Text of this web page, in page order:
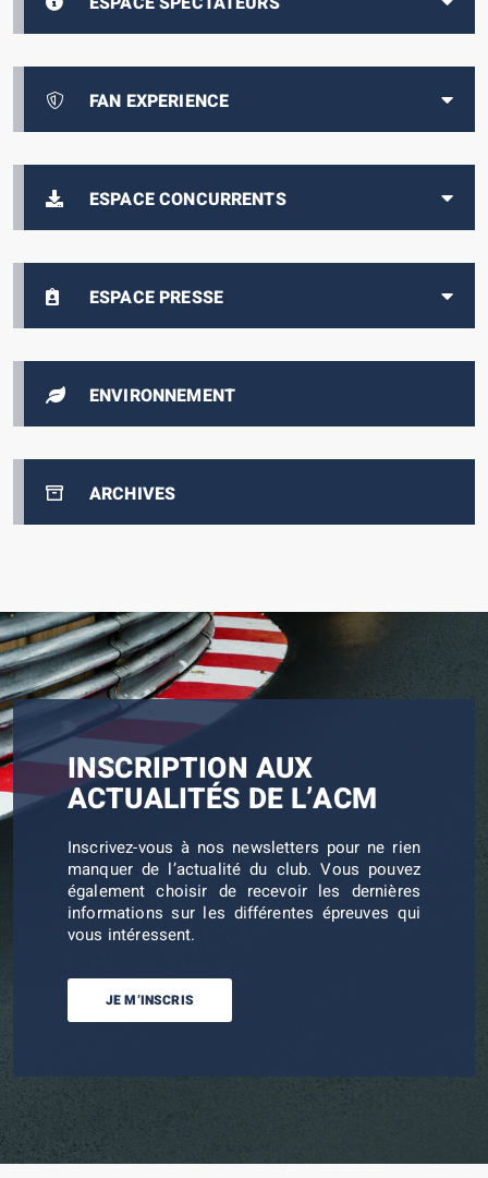
FAN EXPERIENCE
ESPACE CONCURRENTS
ESPACE PRESSE
ENVIRONNEMENT
ARCHIVES
INSCRIPTION AUX
ACTUALITÉS DE L’ACM
Inscrivez-vous à nos newsletters pour ne rien
manquer de l’actualité du club. Vous pouvez
également choisir de recevoir les dernières
informations sur les différentes épreuves qui
vous intéressent.
JE M’INSCRIS